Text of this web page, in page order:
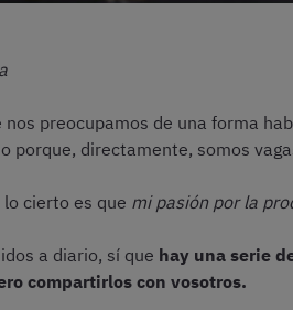
preocupamos de una forma
porque, directamente, somos
cierto es que mi pasión por la
a diario, sí que hay una serie
compartirlos con vosotros.